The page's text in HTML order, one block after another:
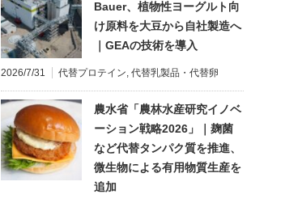
Bauer、植物性ヨーグルト向
け原料を大豆から自社製造へ
｜GEAの技術を導入
2026/7/31 代替プロテイン 代替乳製品・代替卵
農水省「農林水産研究イノベ
ーション戦略2026」｜麹菌
など代替タンパク質を推進、
微生物による有用物質生産を
追加